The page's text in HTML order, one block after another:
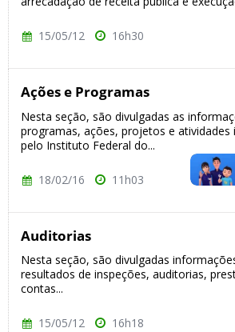
15/05/12 16h30
Ações e Programas
Nesta seção, são divulgadas as
programas, ações, projetos e atividades
pelo Instituto Federal do...
18/02/16 11h03
Auditorias
Nesta seção, são divulgadas
resultados de inspeções, auditorias,
contas...
15/05/12 16h18